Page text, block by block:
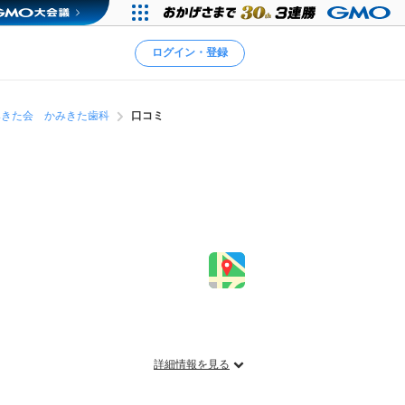
ログイン・登録
きた会 かみきた歯科 口コミ
詳細情報を見る